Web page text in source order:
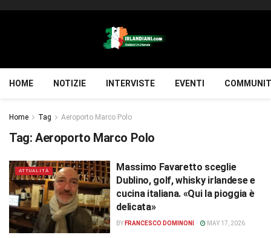
HOME NOTIZIE INTERVISTE EVENTI
Home Tag Aeroporto Marco Polo
Tag: Aeroporto Marco Polo
ATTUALITÀ
Massimo Favaretto sceglie
Dublino, golf, whisky irlandese e
cucina italiana. «Qui la pioggia è
delicata»
BY FRANCESCO DOMINONI MAY 17, 2026